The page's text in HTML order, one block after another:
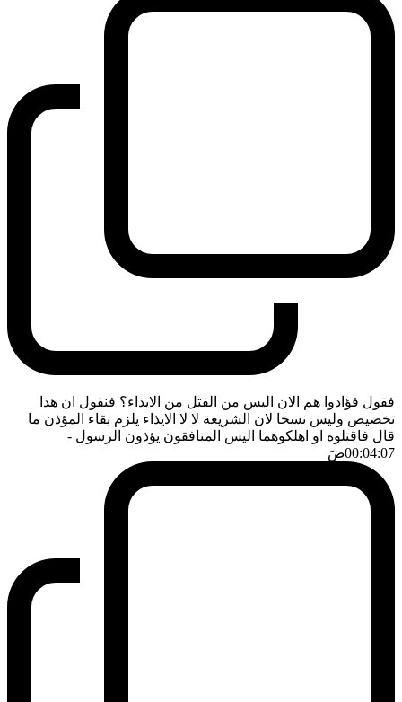
فقول فؤادوا هم الان اليس من القتل من الايذاء؟ فنقول ان هذا
تخصيص وليس نسخا لان الشريعة لا لا الايذاء يلزم بقاء المؤذن ما
قال فاقتلوه او اهلكوهما اليس المنافقون يؤذون الرسول -
00:04:07ضَ